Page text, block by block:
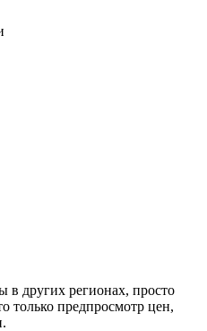
других регионах, просто
только предпросмотр цен,